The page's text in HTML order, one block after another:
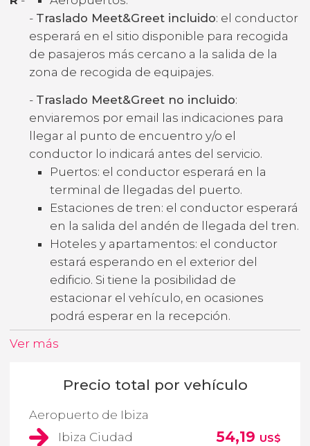
- Traslado Meet&Greet incluido: el conductor
esperará en el sitio disponible para recogida
de pasajeros más cercano a la salida de la
zona de recogida de equipajes.
- Traslado Meet&Greet no incluido:
enviaremos por email las indicaciones para
llegar al punto de encuentro y/o el
conductor lo indicará antes del servicio.
Puertos: el conductor esperará en la
terminal de llegadas del puerto.
Estaciones de tren: el conductor esperará
en la salida del andén de llegada del tren.
Hoteles y apartamentos: el conductor
estará esperando en el exterior del
edificio. Si tiene la posibilidad de
estacionar el vehículo, en ocasiones
podrá esperar en la recepción.
Ver más
Precio total por vehículo
Aeropuerto de Ibiza
Ibiza Ciudad
54,19 US$